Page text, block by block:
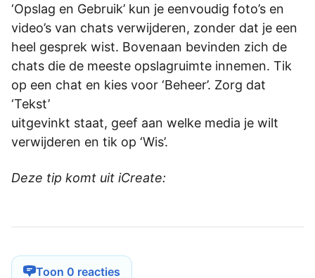
‘Opslag en Gebruik’ kun je eenvoudig foto’s en
video’s van chats verwijderen, zonder dat je een
heel gesprek wist. Bovenaan bevinden zich de
chats die de meeste opslagruimte innemen. Tik
op een chat en kies voor ‘Beheer’. Zorg dat
‘Tekst’
uitgevinkt staat, geef aan welke media je wilt
verwijderen en tik op ‘Wis’.
Deze tip komt uit iCreate:
Toon 0 reacties